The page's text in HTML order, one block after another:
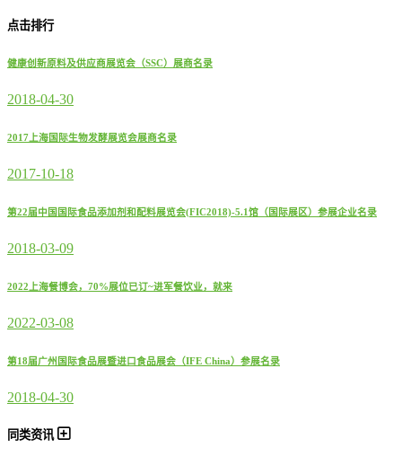
点击排行
健康创新原料及供应商展览会（SSC）展商名录
2018-04-30
2017上海国际生物发酵展览会展商名录
2017-10-18
第22届中国国际食品添加剂和配料展览会(FIC2018)-5.1馆（国际展区）参展企业名录
2018-03-09
2022上海餐博会，70%展位已订~进军餐饮业，就来
2022-03-08
第18届广州国际食品展暨进口食品展会（IFE China）参展名录
2018-04-30
同类资讯